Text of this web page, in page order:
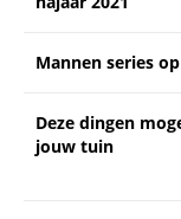
Mannen series
Deze dingen
jouw tuin